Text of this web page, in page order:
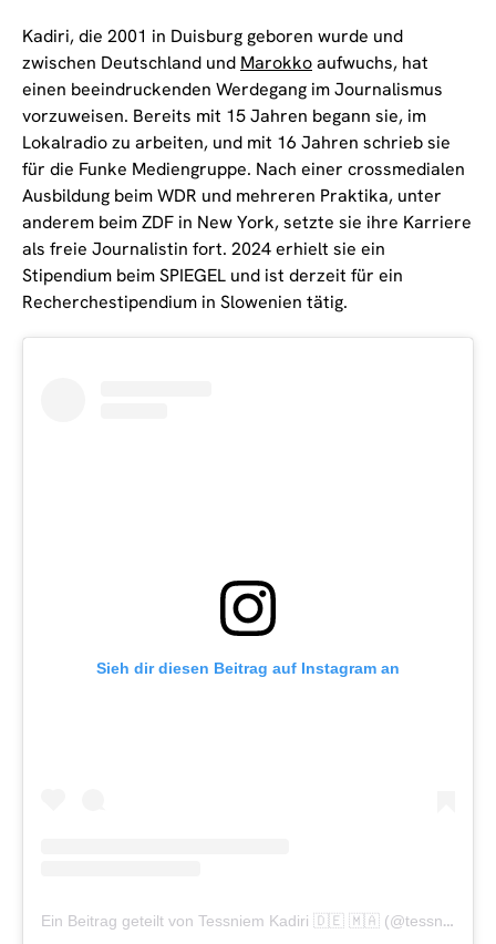
Kadiri, die 2001 in Duisburg geboren wurde und
zwischen Deutschland und Marokkoaufwuchs, hat
einen beeindruckenden Werdegang im Journalismus
vorzuweisen. Bereits mit 15 Jahren begann sie, im
Lokalradio zu arbeiten, und mit 16 Jahren schrieb sie
für die Funke Mediengruppe. Nach einer crossmedialen
Ausbildung beim WDR und mehreren Praktika, unter
anderem beim ZDF in New York, setzte sie ihre Karriere
als freie Journalistin fort. 2024 erhielt sie ein
Stipendium beim SPIEGEL und ist derzeit für ein
Recherchestipendium in Slowenien tätig.
Sieh dir diesen Beitrag auf Instagram an
Ein Beitrag geteilt von Tessniem Kadiri 🇩🇪 🇲🇦 (@tessniem.kadiri)